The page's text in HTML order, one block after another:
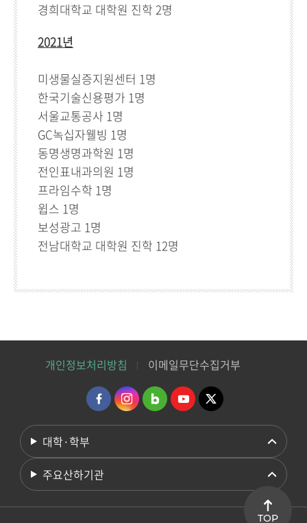
경희대학교 대학원 진학 2명
2021년
미생물실증지원센터 1명
한국기술신용평가 1명
서울교통공사 1명
GC녹십자웰빙 1명
동명생명과학원 1명
전인표내과의원 1명
프라임수학 1명
윕스 1명
보성광고 1명
전남대학교 대학원 진학 12명
개인정보처리방침 이메일무단수집거부
대학·학부
주요산하기관
TOP